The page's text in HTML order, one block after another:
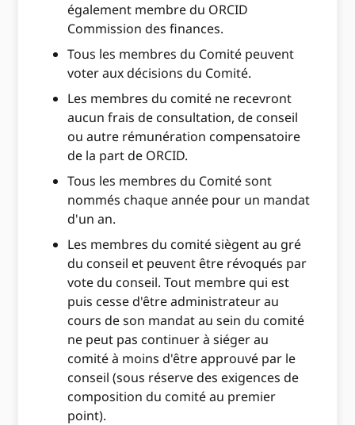
également membre du ORCID
Commission des finances.
Tous les membres du Comité peuvent
voter aux décisions du Comité.
Les membres du comité ne recevront
aucun frais de consultation, de conseil
ou autre rémunération compensatoire
de la part de ORCID.
Tous les membres du Comité sont
nommés chaque année pour un mandat
d'un an.
Les membres du comité siègent au gré
du conseil et peuvent être révoqués par
vote du conseil. Tout membre qui est
puis cesse d'être administrateur au
cours de son mandat au sein du comité
ne peut pas continuer à siéger au
comité à moins d'être approuvé par le
conseil (sous réserve des exigences de
composition du comité au premier
point).